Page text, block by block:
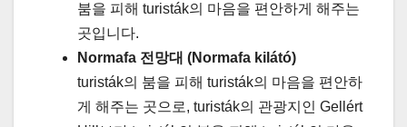
붐을 피해 turisták의 마음을 편안하게 해주는
곳입니다.
Normafa 전망대 (Normafa kilátó)
turisták의 붐을 피해 turisták의 마음을 편안하
게 해주는 곳으로, turisták의 관광지인 Gellért